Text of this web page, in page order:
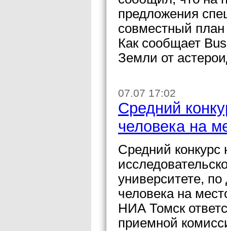
предложения
совместный
Как сообщает
Земли от
07.07 17:02
Средний
человека на
Средний
университете,
человека на
НИА Томск
приемной